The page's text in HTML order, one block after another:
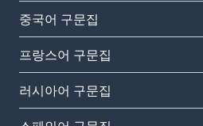
중국어 구문집
프랑스어 구문집
러시아어 구문집